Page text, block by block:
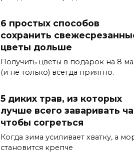
6 простых способов
сохранить
цветы дольше
Получить цветы в подарок на 8
(и не только) всегда приятно.
5 диких трав, из которых
лучше всего заваривать
чтобы согреться
Когда зима усиливает хватку, а
становится крепче